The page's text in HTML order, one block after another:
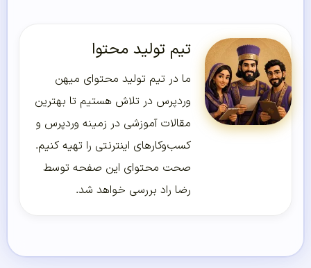
تیم تولید محتوا
ما در تیم تولید محتوای میهن
وردپرس در تلاش هستیم تا بهترین
مقالات آموزشی در زمینه وردپرس و
کسب‌و‌کارهای اینترنتی را تهیه کنیم.
صحت محتوای این صفحه توسط
رضا راد بررسی خواهد شد.